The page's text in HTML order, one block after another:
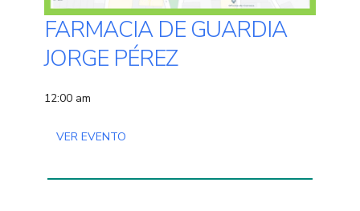
FARMACIA DE GUARDIA
JORGE PÉREZ
12:00 am
VER EVENTO